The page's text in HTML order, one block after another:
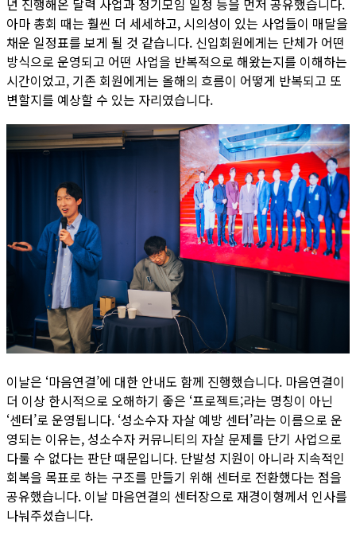
년 진행해온 달력 사업과 정기모임 일정 등을 먼저 공유했습니다.
아마 총회 때는 훨씬 더 세세하고, 시의성이 있는 사업들이 매달을
채운 일정표를 보게 될 것 같습니다. 신입회원에게는 단체가 어떤
방식으로 운영되고 어떤 사업을 반복적으로 해왔는지를 이해하는
시간이었고, 기존 회원에게는 올해의 흐름이 어떻게 반복되고 또
변할지를 예상할 수 있는 자리였습니다.
이날은 ‘마음연결’에 대한 안내도 함께 진행했습니다. 마음연결이
더 이상 한시적으로 오해하기 좋은 ‘프로젝트;라는 명칭이 아닌
‘센터’로 운영됩니다. ‘성소수자 자살 예방 센터’라는 이름으로 운
영되는 이유는, 성소수자 커뮤니티의 자살 문제를 단기 사업으로
다룰 수 없다는 판단 때문입니다. 단발성 지원이 아니라 지속적인
회복을 목표로 하는 구조를 만들기 위해 센터로 전환했다는 점을
공유했습니다. 이날 마음연결의 센터장으로 재경이형께서 인사를
나눠주셨습니다.